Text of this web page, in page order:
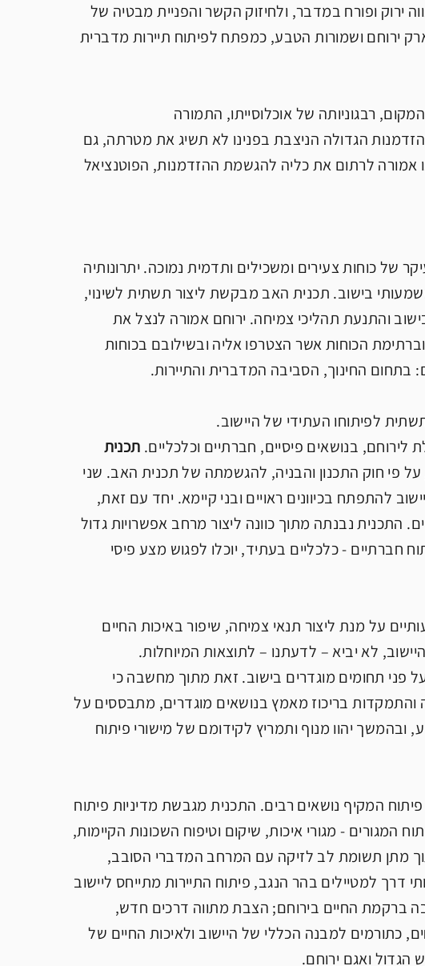
ירוק ופורח במדבר, ולחיזוק הקשר והפניית מבטיה של
ירוחם ושמורות הטבע, כמפתח לפיתוח תיירות מדברית
רבגוניותה של אוכלוסייתו, התמורה
הגדולה הניצבת בפנינו לא תשיג את מטרתה, גם
אמורה לרתום את כליה להגשמת ההזדמנות, הפוטנציאל
של כוחות צעירים ומשכילים ותדמית נמוכה. יתרונותיה
משמעותי בישוב. תכנית האב מבקשת ליצור תשתית לשינוי,
והתנעת תהליכי צמיחה. ירוחם אמורה לנצל את
הכוחות אשר הצטרפו אליה ובשילובם בכוחות
בתחום החינוך, הסביבה המדברית והתיירות.
לפיתוחו העתידי של היישוב.
בנושאים פיסיים, חברתיים וכלכליים. תכנית
פי חוק התכנון והבניה, להגשמתה של תכנית האב. שני
להתפתח בכיוונים ראויים ובני קיימא. יחד עם זאת,
התכנית נבנתה מתוך כוונה ליצור מרחב אפשרויות גדול
חברתיים - כלכליים בעתיד, יוכלו לפגוש מצע פיסי
על מנת ליצור תנאי צמיחה, שיפור באיכות החיים
לא יביא – לדעתנו – לתוצאות המיוחלות.
פני תחומים מוגדרים בישוב. זאת מתוך מחשבה כי
והתמקדות בריכוז מאמץ בנושאים מוגדרים, מתבססים על
ובהמשך יהוו מנוף ותמריץ לקידומם של מישורי פיתוח
המקיף נושאים רבים. התכנית מגבשת מדיניות פיתוח
המגורים - מגורי איכות, שיקום וטיפוח השכונות הקיימות,
מתן תשומת לב לזיקה עם המרחב המדברי הסובב,
דרך למטיילים בהר הנגב, פיתוח התיירות מתייחס ליישוב
ברקמת החיים בירוחם; הצבת מתווה דרכים חדש,
כתורמים למבנה הכללי של היישוב ולאיכות החיים של
הגדול ואגם ירוחם.